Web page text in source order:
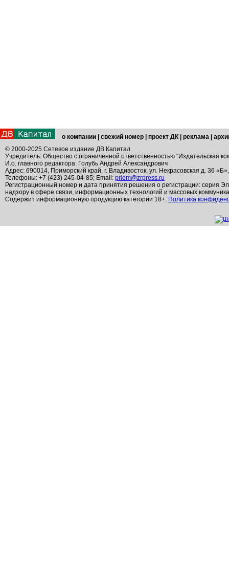
о компании свежий номер проект ДК реклама
© 2000-2025 Сетевое издание ДВ Капитал
Учредитель: Общество с ограниченной ответственностью "Издательская
И.о. главного редактора: Голубь Андрей Александрович
Адрес: 690014, Приморский край, г. Владивосток, ул. Некрасовская д. 36
Телефоны: +7 (423) 245-04-85; Email: priem@zrpress.ru
Регистрационный номер и дата принятия решения о регистрации: серия
надзору в сфере связи, информационных технологий и массовых
Содержит информационную продукцию категории 18+. Политика